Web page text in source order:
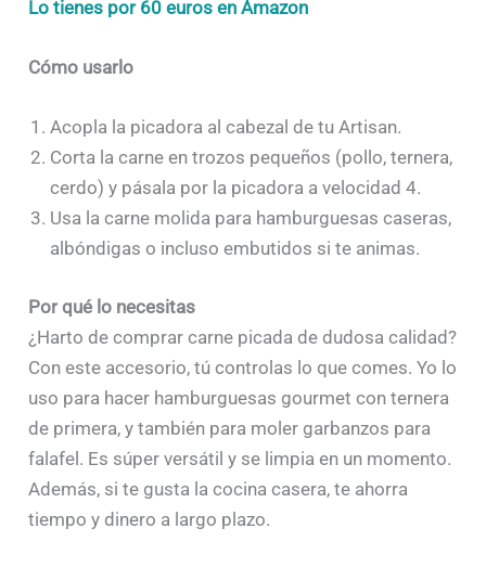
Lo tienes por 60 euros en Amazon
Cómo usarlo
Acopla la picadora al cabezal de tu Artisan.
Corta la carne en trozos pequeños (pollo, ternera,
cerdo) y pásala por la picadora a velocidad 4.
Usa la carne molida para hamburguesas caseras,
albóndigas o incluso embutidos si te animas.
Por qué lo necesitas
¿Harto de comprar carne picada de dudosa calidad?
Con este accesorio, tú controlas lo que comes. Yo lo
uso para hacer hamburguesas gourmet con ternera
de primera, y también para moler garbanzos para
falafel. Es súper versátil y se limpia en un momento.
Además, si te gusta la cocina casera, te ahorra
tiempo y dinero a largo plazo.